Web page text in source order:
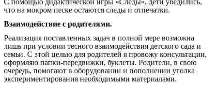
С помощью дидактической игры «Следы», дети убедились,
что на мокром песке остаются следы и отпечатки.
Взаимодействие с родителями.
Реализация поставленных задач в полной мере возможна
лишь при условии тесного взаимодействия детского сада и
семьи. С этой целью для родителей я провожу консультации,
оформляю папки-передвижки, буклеты. Родители, в свою
очередь, помогают в оборудовании и пополнении уголка
экспериментирования необходимыми материалами.